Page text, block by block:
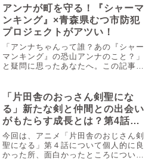
国（あいこく）と呼ばれる国がありま
した。この国が一体どんな国であり、
その国の影のリーダー的存在に趙姫が
いますが、どんな人なのか気になるは
ず。なので今回は「キングダム」に登
場した毐国のまとめ、趙姫について解
説していきますね。
アンナが町を守る！『シャーマ
ンキング』×青森県むつ市防犯
プロジェクトがアツい！
「アンナちゃんって誰？あの『シャー
マンキング』の恐山アンナのこと？」
と疑問に思ったあなたへ。この記事で
ちゃん」の正体と、その背景にある意
外なストーリーをご紹介します。
「片田舎のおっさん剣聖にな
る」新たな剣と仲間との出会い
がもたらす成長とは？第4話を
徹底解説！
今回は、アニメ「片田舎のおじさん剣
聖になる」第４話について個人的に良
かった所、面白かったところについて